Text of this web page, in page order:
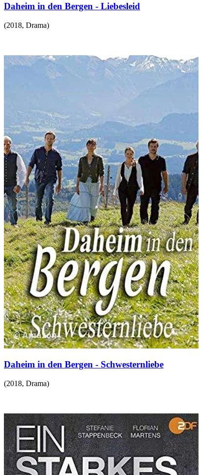
Daheim in den Bergen - Liebesleid
(2018, Drama)
Daheim in den Bergen - Schwesternliebe
(2018, Drama)